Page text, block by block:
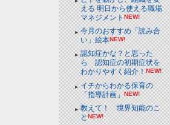
える 明日から使える職場
マネジメントNEW!
今月のおすすめ「読み合
い」絵本NEW!
認知症かな？と思った
ら 認知症の初期症状を
わかりやすく紹介！NEW!
イチからわかる保育の
「指導計画」NEW!
教えて！ 境界知能のこ
とNEW!